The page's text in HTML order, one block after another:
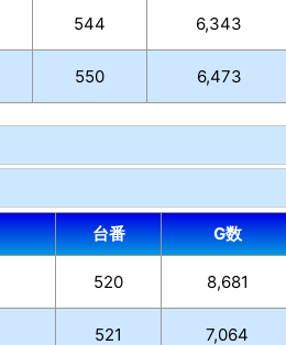
544 6,343
550 6,473
台番 G数
520 8,681
521 7,064